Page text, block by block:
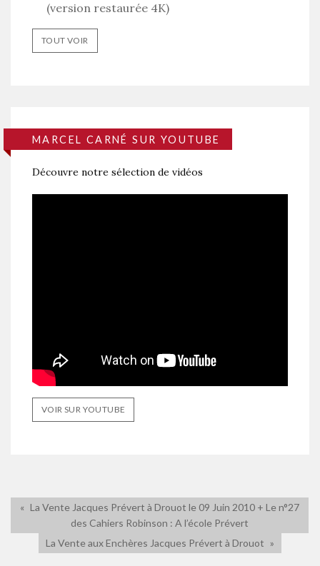
(version restaurée 4K)
TOUT VOIR
MARCEL CARNÉ SUR YOUTUBE
Découvre notre sélection de vidéos
VOIR SUR YOUTUBE
La Vente Jacques Prévert à Drouot le 09 Juin 2010 + Le n°27
des Cahiers Robinson : A l’école Prévert
La Vente aux Enchères Jacques Prévert à Drouot